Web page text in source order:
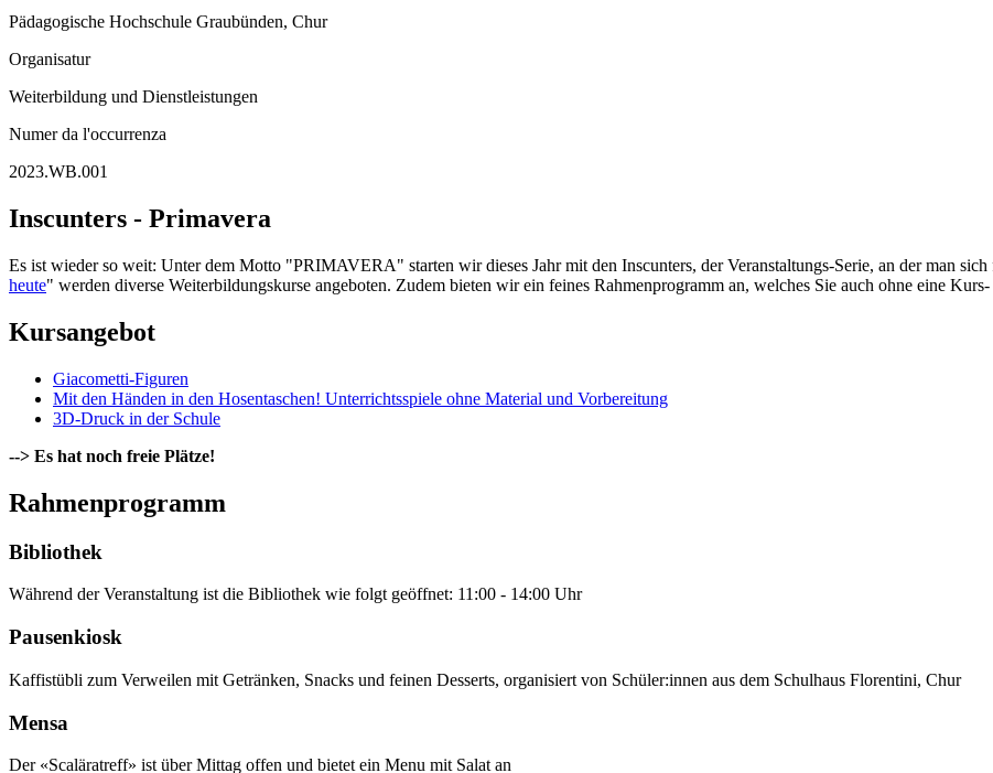
Pädagogische Hochschule Graubünden, Chur
Organisatur
Weiterbildung und Dienstleistungen
Numer da l'occurrenza
2023.WB.001
Inscunters - Primavera
Es ist wieder so weit: Unter dem Motto "PRIMAVERA" starten wir dieses Jahr mit den Inscunters, der Veranstaltungs-Serie, an der man
heute" werden diverse Weiterbildungskurse angeboten. Zudem bieten wir ein feines Rahmenprogramm an, welches Sie auch ohne eine
Kursangebot
Giacometti-Figuren
Mit den Händen in den Hosentaschen! Unterrichtsspiele ohne Material und Vorbereitung
3D-Druck in der Schule
--> Es hat noch freie Plätze!
Rahmenprogramm
Bibliothek
Während der Veranstaltung ist die Bibliothek wie folgt geöffnet: 11:00 - 14:00 Uhr
Pausenkiosk
Kaffistübli zum Verweilen mit Getränken, Snacks und feinen Desserts, organisiert von Schüler:innen aus dem Schulhaus Florentini, Chur
Mensa
Der «Scaläratreff» ist über Mittag offen und bietet ein Menu mit Salat an